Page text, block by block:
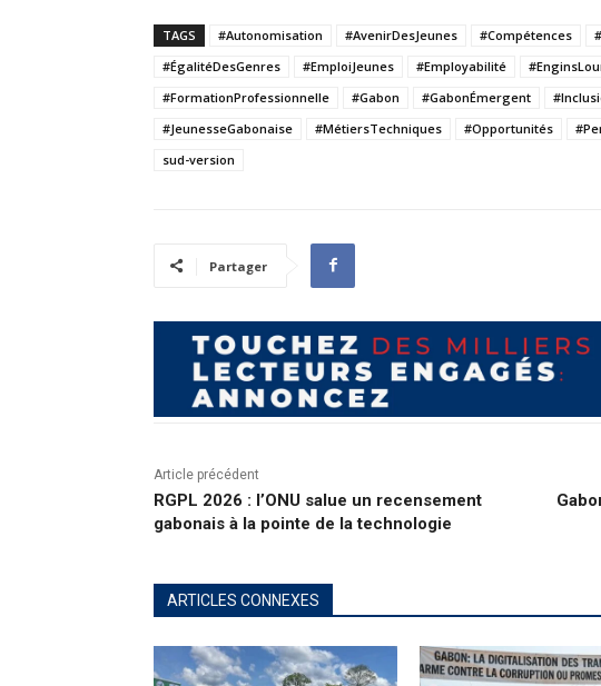
TAGS #Autonomisation #AvenirDesJeunes #Compétences
#ÉgalitéDesGenres
#EmploiJeunes #Employabilité
#FormationProfessionnelle
#Gabon #GabonÉmergent
#JeunesseGabonaise
#MétiersTechniques #Opportunités
sud-version
Partager
Article précédent
RGPL 2026 : l’ONU salue un recensement
gabonais à la pointe de la technologie
ARTICLES CONNEXES